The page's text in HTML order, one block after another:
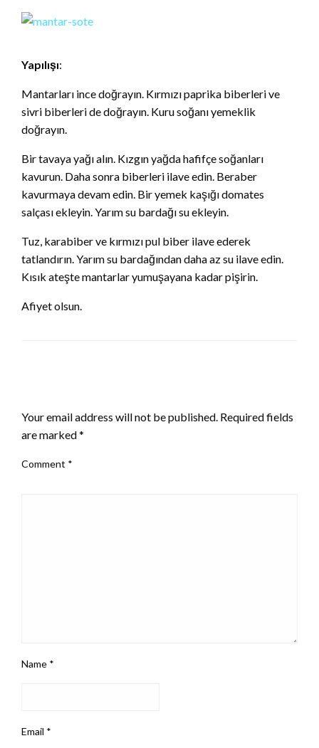
Yapılışı:
Mantarları ince doğrayın. Kırmızı paprika biberleri ve
sivri biberleri de doğrayın. Kuru soğanı yemeklik
doğrayın.
Bir tavaya yağı alın. Kızgın yağda hafifçe soğanları
kavurun. Daha sonra biberleri ilave edin. Beraber
kavurmaya devam edin. Bir yemek kaşığı domates
salçası ekleyin. Yarım su bardağı su ekleyin.
Tuz, karabiber ve kırmızı pul biber ilave ederek
tatlandırın. Yarım su bardağından daha az su ilave edin.
Kısık ateşte mantarlar yumuşayana kadar pişirin.
Afiyet olsun.
Your email address will not be published. Required fields
are marked*
Comment *
Name *
Email *